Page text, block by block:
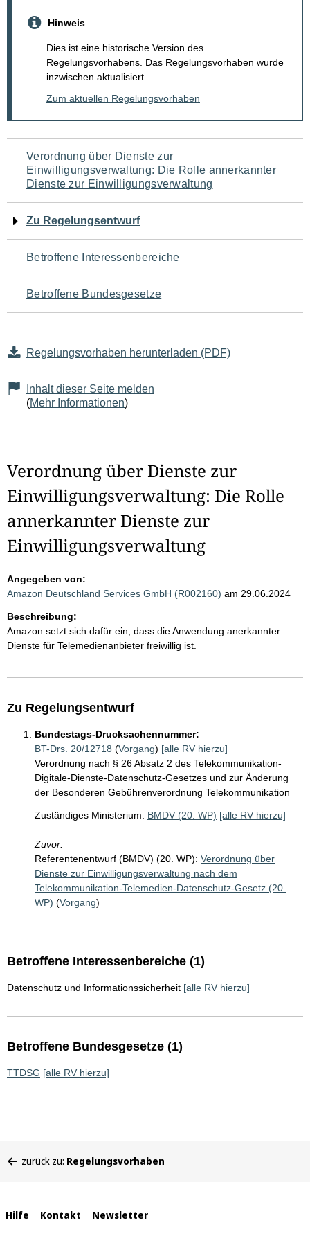
Hinweis
Dies ist eine historische Version des
Regelungsvorhabens. Das Regelungsvorhaben wurde
inzwischen aktualisiert.
Zum aktuellen Regelungsvorhaben
Navigation
für
den
Seiteninhalt
Verordnung über Dienste zur
Einwilligungsverwaltung: Die Rolle annerkannter
Dienste zur Einwilligungsverwaltung
Zu Regelungsentwurf
Betroffene Interessenbereiche
Betroffene Bundesgesetze
Regelungsvorhaben herunterladen (PDF)
Inhalt dieser Seite melden
(Mehr Informationen)
Verordnung über Dienste zur
Einwilligungsverwaltung: Die Rolle
annerkannter Dienste zur
Einwilligungsverwaltung
Angegeben von:
Amazon Deutschland Services GmbH (R002160) am 29.06.2024
Beschreibung:
Amazon setzt sich dafür ein, dass die Anwendung anerkannter
Dienste für Telemedienanbieter freiwillig ist.
Zu Regelungsentwurf
Bundestags-Drucksachennummer:
BT-Drs. 20/12718 (Vorgang) [alle RV hierzu]
Verordnung nach § 26 Absatz 2 des Telekommunikation-
Digitale-Dienste-Datenschutz-Gesetzes und zur Änderung
der Besonderen Gebührenverordnung Telekommunikation
Zuständiges Ministerium: BMDV (20. WP) [alle RV hierzu]
Zuvor:
Referentenentwurf (BMDV) (20. WP): Verordnung über
Dienste zur Einwilligungsverwaltung nach dem
Telekommunikation-Telemedien-Datenschutz-Gesetz (20.
WP) (Vorgang)
Betroffene Interessenbereiche (1)
Datenschutz und Informationssicherheit [alle RV hierzu]
Betroffene Bundesgesetze (1)
TTDSG [alle RV hierzu]
befinden
zurück zu: Regelungsvorhaben
Interne
Hilfe Kontakt Newsletter